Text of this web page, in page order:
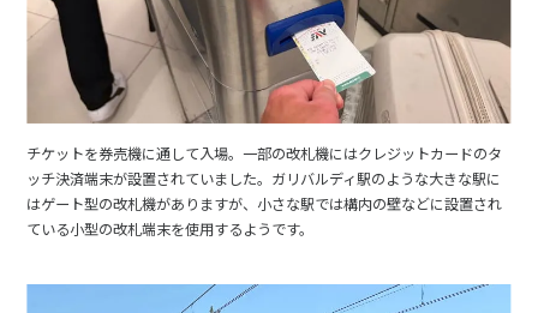
チケットを券売機に通して入場。一部の改札機にはクレジットカードのタ
ッチ決済端末が設置されていました。ガリバルディ駅のような大きな駅に
はゲート型の改札機がありますが、小さな駅では構内の壁などに設置され
ている小型の改札端末を使用するようです。